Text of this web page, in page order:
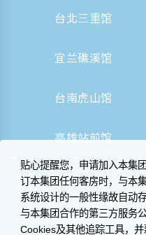
台北三重馆
宜兰礁溪馆
台南虎山馆
高雄站前馆
贴心提醒您，申请加入本集
订本集团任何客房时，与本
系统设计的一般性缘故自动
与本集团合作的第三方服务
Cookies及其他追踪工具，